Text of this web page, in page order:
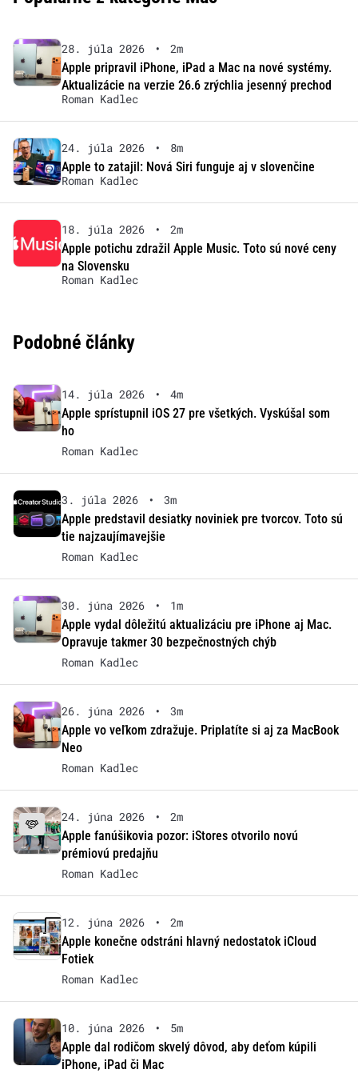
28. júla 2026 •
2m
Apple pripravil iPhone, iPad a Mac na nové systémy.
Aktualizácie na verzie 26.6 zrýchlia jesenný prechod
Roman Kadlec
24. júla 2026 •
8m
Apple to zatajil: Nová Siri funguje aj v slovenčine
Roman Kadlec
18. júla 2026 •
2m
Apple potichu zdražil Apple Music. Toto sú nové ceny
na Slovensku
Roman Kadlec
Podobné články
14. júla 2026 •
4m
Apple sprístupnil iOS 27 pre všetkých. Vyskúšal som
ho
Roman Kadlec
3. júla 2026 •
3m
Apple predstavil desiatky noviniek pre tvorcov. Toto sú
tie najzaujímavejšie
Roman Kadlec
30. júna 2026 •
1m
Apple vydal dôležitú aktualizáciu pre iPhone aj Mac.
Opravuje takmer 30 bezpečnostných chýb
Roman Kadlec
26. júna 2026 •
3m
Apple vo veľkom zdražuje. Priplatíte si aj za MacBook
Neo
Roman Kadlec
24. júna 2026 •
2m
Apple fanúšikovia pozor: iStores otvorilo novú
prémiovú predajňu
Roman Kadlec
12. júna 2026 •
2m
Apple konečne odstráni hlavný nedostatok iCloud
Fotiek
Roman Kadlec
10. júna 2026 •
5m
Apple dal rodičom skvelý dôvod, aby deťom kúpili
iPhone, iPad či Mac